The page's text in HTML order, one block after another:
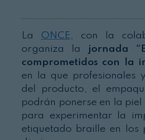
La ONCE , con la
organiza la jornada
comprometidos con la
en la que profesionales
del producto, el
podrán ponerse en la
para experimentar la
etiquetado braille en los